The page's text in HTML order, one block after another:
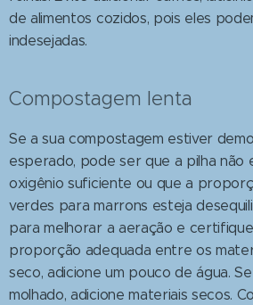
de alimentos cozidos, pois eles
indesejadas.
Compostagem lenta
Se a sua compostagem estiver
esperado, pode ser que a pilha não
oxigênio suficiente ou que a
verdes para marrons esteja
para melhorar a aeração e
proporção adequada entre os
seco, adicione um pouco de água.
molhado, adicione materiais secos.